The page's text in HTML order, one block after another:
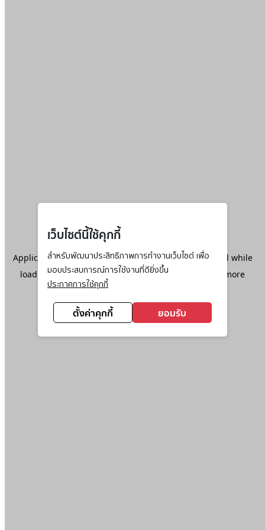
เว็บไซต์นี้ใช้คุกกี้
สำหรับพัฒนาประสิทธิภาพการทำงานเว็บไซต์ เพื่อ
มอบประสบการณ์การใช้งานที่ดียิ่งขึ้น
ประกาศการใช้คุกกี้
ตั้งค่าคุกกี้ ยอมรับ
Application error: aclient-side exception has occurred while
loadingwww.ktc.co.th(see the browser console
for more
information).